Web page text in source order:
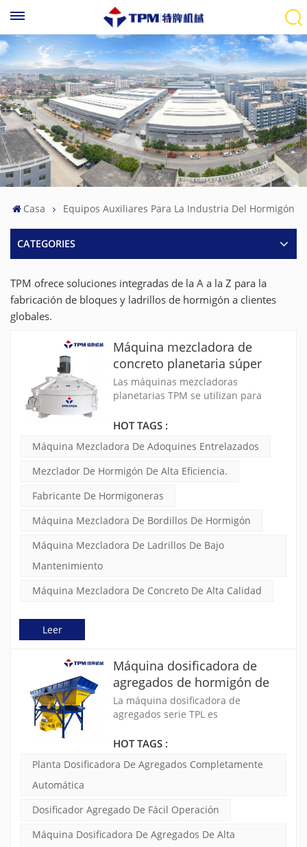
Casa Equipos Auxiliares Para La Industria Del Hormigón
CATEGORIES
TPM ofrece soluciones integradas de la A a la Z para la
fabricación de bloques y ladrillos de hormigón a clientes
globales.
Máquina mezcladora de
concreto planetaria súper
rápida para máquina de
adoquines
Las máquinas mezcladoras
planetarias TPM se utilizan para
en productos de hormigón, como
huecos, bloques macizos, ladrillos
macizos, bordillos, etc.
HOT TAGS :
Máquina Mezcladora De Adoquines Entrelazados
Mezclador De Hormigón De Alta Eficiencia.
Fabricante De Hormigoneras
Máquina Mezcladora De Bordillos De Hormigón
Máquina Mezcladora De Ladrillos De Bajo
Mantenimiento
Máquina Mezcladora De Concreto De Alta Calidad
Leer
Máquina dosificadora de
agregados de hormigón de
alta precisión y alta eficiencia
TPL800
La máquina dosificadora de
agregados serie TPL es
medición acumulativa electrónica,
digital. Ofrecen medición de alta
confiabilidad. El equipo dosificador
compatible con varias máquinas,
HOT TAGS :
Planta Dosificadora De Agregados Completamente
Automática
Dosificador Agregado De Fácil Operación
Máquina Dosificadora De Agregados De Alta